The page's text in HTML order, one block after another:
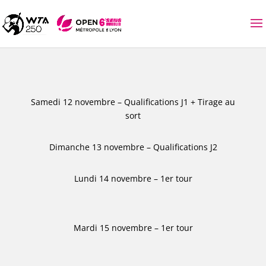
Samedi 12 novembre – Qualifications J1 + Tirage au
sort
Dimanche 13 novembre – Qualifications J2
Lundi 14 novembre – 1er tour
Mardi 15 novembre – 1er tour